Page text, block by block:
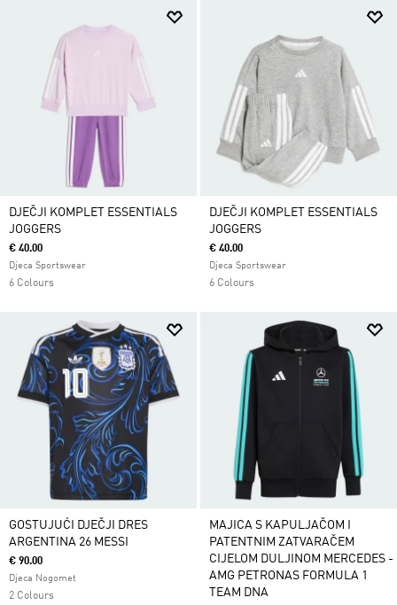
DJEČJI KOMPLET ESSENTIALS
JOGGERS
€ 40.00
Djeca Sportswear
6 Colours
DJEČJI KOMPLET ESSENTIALS
JOGGERS
€ 40.00
Djeca Sportswear
6 Colours
GOSTUJUĆI DJEČJI DRES
ARGENTINA 26 MESSI
€ 90.00
Djeca Nogomet
2 Colours
MAJICA S KAPULJAČOM I
PATENTNIM ZATVARAČEM
CIJELOM DULJINOM MERCEDES -
AMG PETRONAS FORMULA 1
TEAM DNA